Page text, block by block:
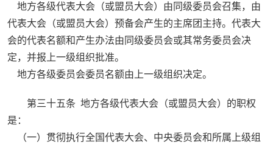
地方各级代表大会（或盟员大会）由同级委员会召集，由
代表大会（或盟员大会）预备会产生的主席团主持。代表大
会的代表名额和产生办法由同级委员会或其常务委员会决
定，并报上一级组织批准。
地方各级委员会委员名额由上一级组织决定。
第三十五条 地方各级代表大会（或盟员大会）的职权
是：
（一）贯彻执行全国代表大会、中央委员会和所属上级组